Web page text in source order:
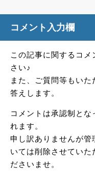
コメント入力欄
この記事に関するコ
さい♪
また、ご質問等もい
答えします。
コメントは承認制とな
れます。
申し訳ありませんが
いては削除させていた
ださいませ。